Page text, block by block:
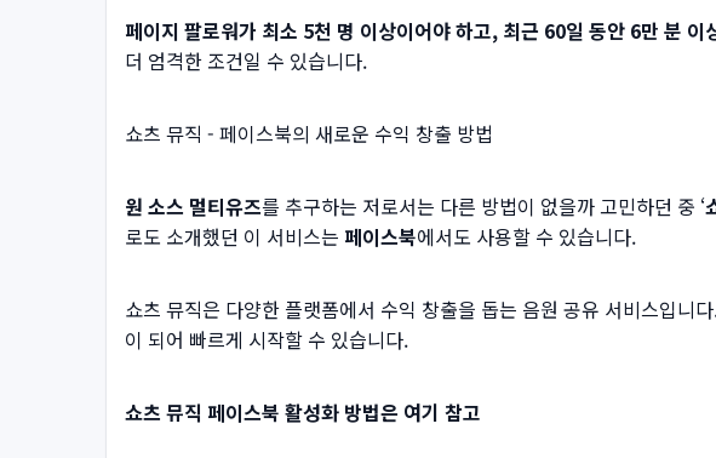
페이지 팔로워가 최소 5천 명 이상이어야 하고, 최근 60일 동안 6만 분
더 엄격한 조건일 수 있습니다.
쇼츠 뮤직 - 페이스북의 새로운 수익 창출 방법
원 소스 멀티유즈를 추구하는 저로서는 다른 방법이 없을까 고민하던 중 ‘
로도 소개했던 이 서비스는 페이스북에서도 사용할 수 있습니다.
쇼츠 뮤직은 다양한 플랫폼에서 수익 창출을 돕는 음원 공유 서비스입니
이 되어 빠르게 시작할 수 있습니다.
쇼츠 뮤직 페이스북 활성화 방법은 여기 참고